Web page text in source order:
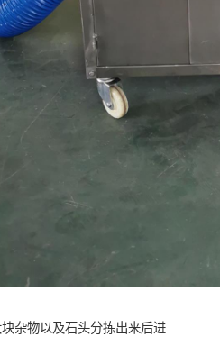
杂物以及石头分拣出来后进